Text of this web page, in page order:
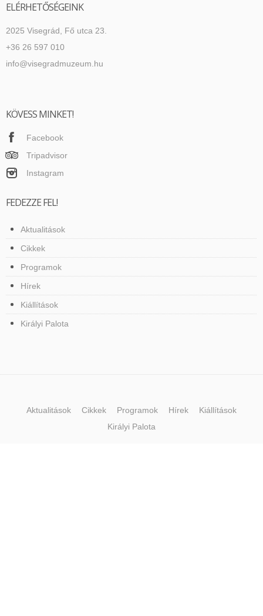
ELÉRHETŐSÉGEINK
2025 Visegrád, Fő utca 23.
+36 26 597 010
info@visegradmuzeum.hu
KÖVESS MINKET!
Facebook
Tripadvisor
Instagram
FEDEZZE FEL!
Aktualitások
Cikkek
Programok
Hírek
Kiállítások
Királyi Palota
Aktualitások Cikkek Programok Hírek
Kiállítások
Királyi Palota